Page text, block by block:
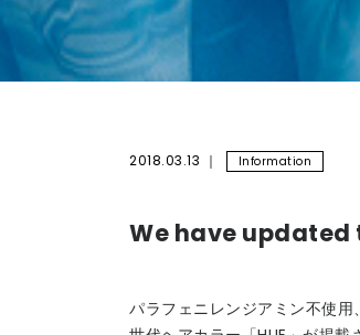
2018.03.13 Information
We have
パラフェニレンジアミン不使